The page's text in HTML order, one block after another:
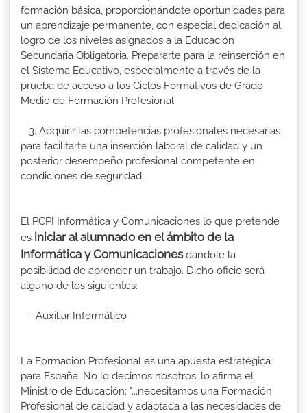
formación básica, proporcionándote oportunidades para
un aprendizaje permanente, con especial dedicación al
logro de los niveles asignados a la Educación
Secundaria Obligatoria. Prepararte para la reinserción en
el Sistema Educativo, especialmente a través de la
prueba de acceso a los Ciclos Formativos de Grado
Medio de Formación Profesional.
3. Adquirir las competencias profesionales necesarias
para facilitarte una inserción laboral de calidad y un
posterior desempeño profesional competente en
condiciones de seguridad.
El PCPI Informática y Comunicaciones lo que pretende
es iniciar al alumnado en el ámbito de la
Informática y Comunicacionesdándole la
posibilidad de aprender un trabajo. Dicho oficio será
alguno de los siguientes:
- Auxiliar Informático
La Formación Profesional es una apuesta estratégica
para España. No lo decimos nosotros, lo afirma el
Ministro de Educación: "...necesitamos una Formación
Profesional de calidad y adaptada a las necesidades de